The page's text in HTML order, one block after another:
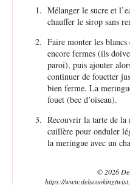
Mélanger le sucre et
chauffer le sirop sans
Faire monter les
encore fermes (ils
paroi), puis ajouter
continuer de fouetter
bien ferme. La
fouet (bec d’oiseau).
Recouvrir la tarte de la
cuillère pour onduler
la meringue avec un
© 2026
https://